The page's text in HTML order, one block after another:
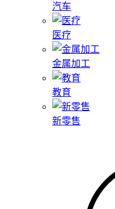
汽车
医疗
金属加工
教育
新零售